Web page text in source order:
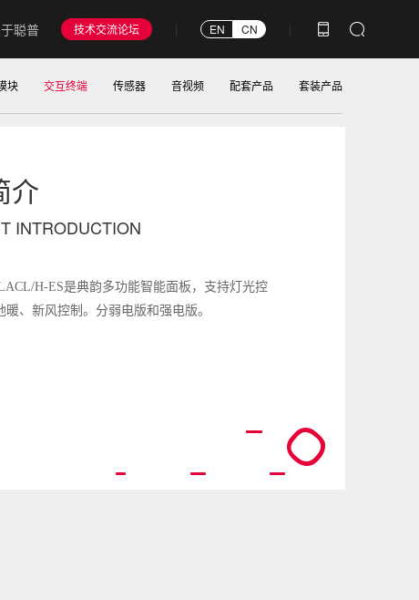
聪普 技术交流论坛 EN CN
块 交互终端 传感器 音视频 配套产品 套装产品
介
INTRODUCTION
H-ES是典韵多功能智能面板，支持灯光控
暖、新风控制。分弱电版和强电版。